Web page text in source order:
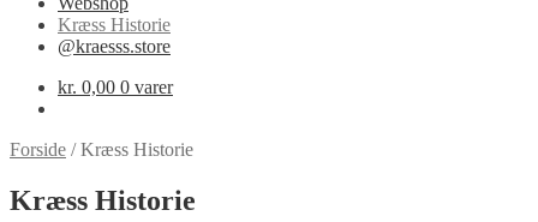
Kræss Historie
@kraesss.store
kr. 0,00 0 varer
Forside /Kræss Historie
Kræss Historie